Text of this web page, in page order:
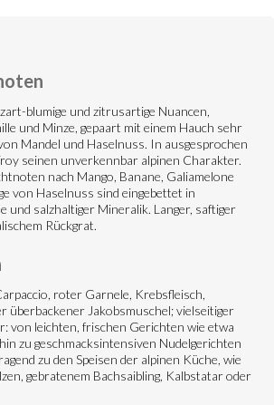
blumige und zitrusartige Nuancen,
und Minze, gepaart mit einem Hauch sehr
Mandel und Haselnuss. In ausgesprochen
seinen unverkennbar alpinen Charakter.
nach Mango, Banane, Galiamelone
von Haselnuss sind eingebettet in
und salzhaltiger Mineralik. Langer, saftiger
Rückgrat.
roter Garnele, Krebsfleisch,
überbackener Jakobsmuschel; vielseitiger
von leichten, frischen Gerichten wie etwa
zu geschmacksintensiven Nudelgerichten
zu den Speisen der alpinen Küche, wie
gebratenem Bachsaibling, Kalbstatar oder